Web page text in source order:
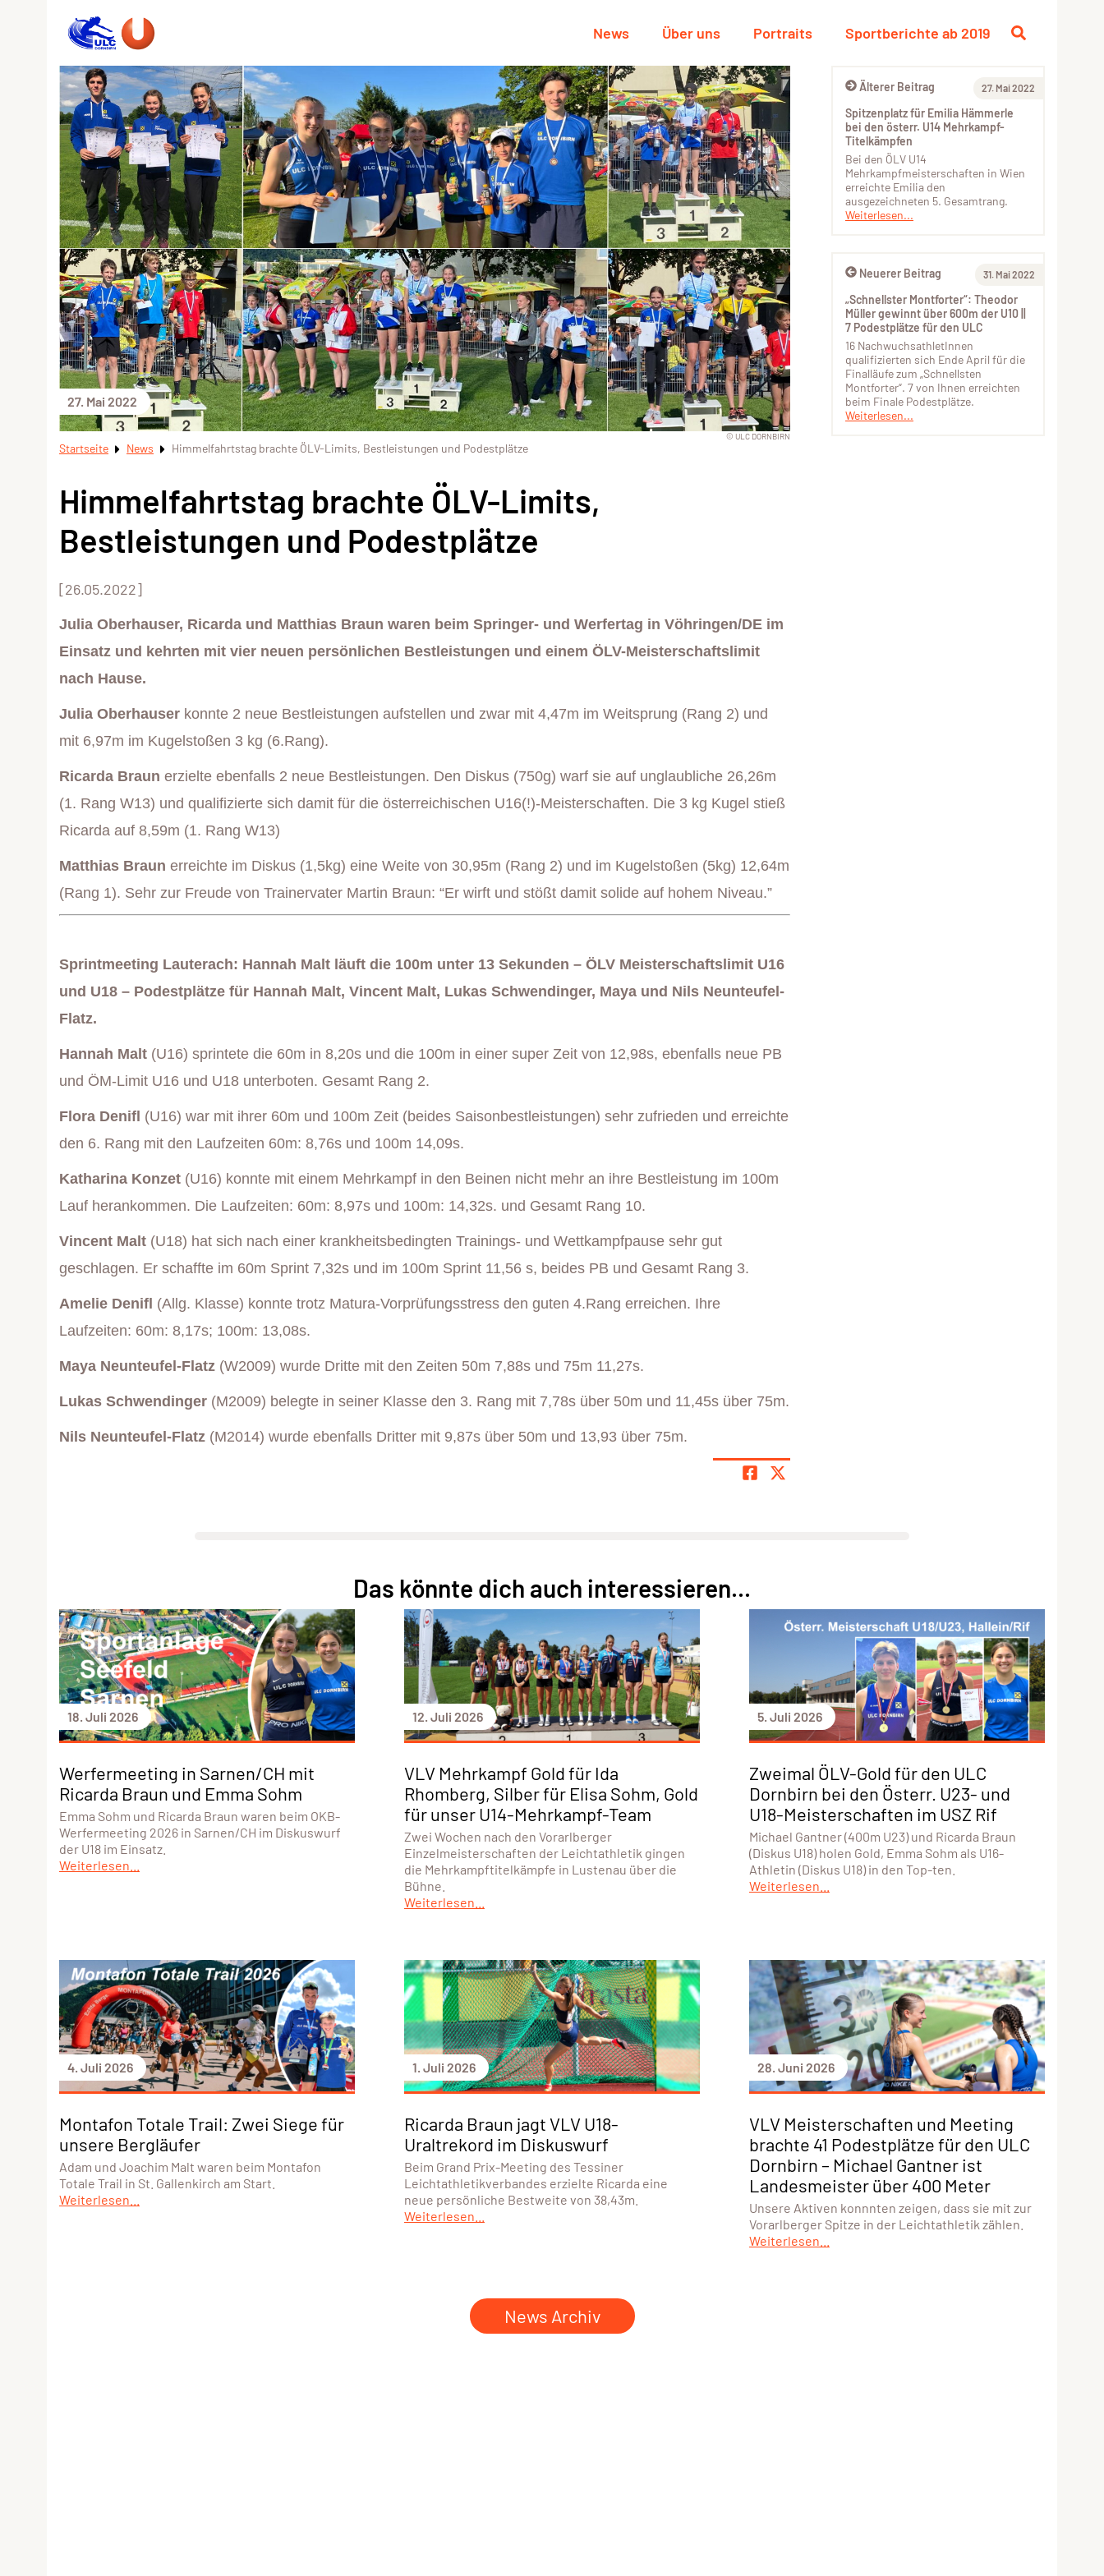
News Über uns Portraits Sportberichte ab 2019
27. Mai 2022
© ULC DORNBIRN
Startseite News Himmelfahrtstag brachte ÖLV-Limits, Bestleistungen und Podestplätze
Himmelfahrtstag brachte ÖLV-Limits,
Bestleistungen und Podestplätze
[26.05.2022]
Julia Oberhauser, Ricarda und Matthias Braun waren beim Springer- und Werfertag in Vöhringen/DE im
Einsatz und kehrten mit vier neuen persönlichen Bestleistungen und einem ÖLV-Meisterschaftslimit
nach Hause.
Julia Oberhauser konnte 2 neue Bestleistungen aufstellen und zwar mit 4,47m im Weitsprung (Rang 2) und
mit 6,97m im Kugelstoßen 3 kg (6.Rang).
Ricarda Braun erzielte ebenfalls 2 neue Bestleistungen. Den Diskus (750g) warf sie auf unglaubliche 26,26m
(1. Rang W13) und qualifizierte sich damit für die österreichischen U16(!)-Meisterschaften. Die 3 kg Kugel stieß
Ricarda auf 8,59m (1. Rang W13)
Matthias Braun erreichte im Diskus (1,5kg) eine Weite von 30,95m (Rang 2) und im Kugelstoßen (5kg) 12,64m
(Rang 1). Sehr zur Freude von Trainervater Martin Braun: “Er wirft und stößt damit solide auf hohem Niveau.”
Sprintmeeting Lauterach: Hannah Malt läuft die 100m unter 13 Sekunden – ÖLV Meisterschaftslimit U16
und U18 – Podestplätze für Hannah Malt, Vincent Malt, Lukas Schwendinger, Maya und Nils Neunteufel-
Flatz.
Hannah Malt (U16) sprintete die 60m in 8,20s und die 100m in einer super Zeit von 12,98s, ebenfalls neue PB
und ÖM-Limit U16 und U18 unterboten. Gesamt Rang 2.
Flora Denifl (U16) war mit ihrer 60m und 100m Zeit (beides Saisonbestleistungen) sehr zufrieden und erreichte
den 6. Rang mit den Laufzeiten 60m: 8,76s und 100m 14,09s.
Katharina Konzet (U16) konnte mit einem Mehrkampf in den Beinen nicht mehr an ihre Bestleistung im 100m
Lauf herankommen. Die Laufzeiten: 60m: 8,97s und 100m: 14,32s. und Gesamt Rang 10.
Vincent Malt (U18) hat sich nach einer krankheitsbedingten Trainings- und Wettkampfpause sehr gut
geschlagen. Er schaffte im 60m Sprint 7,32s und im 100m Sprint 11,56 s, beides PB und Gesamt Rang 3.
Amelie Denifl (Allg. Klasse) konnte trotz Matura-Vorprüfungsstress den guten 4.Rang erreichen. Ihre
Laufzeiten: 60m: 8,17s; 100m: 13,08s.
Maya Neunteufel-Flatz (W2009) wurde Dritte mit den Zeiten 50m 7,88s und 75m 11,27s.
Lukas Schwendinger (M2009) belegte in seiner Klasse den 3. Rang mit 7,78s über 50m und 11,45s über 75m.
Nils Neunteufel-Flatz (M2014) wurde ebenfalls Dritter mit 9,87s über 50m und 13,93 über 75m.
Älterer Beitrag 27. Mai 2022
Spitzenplatz für Emilia Hämmerle
bei den österr. U14 Mehrkampf-
Titelkämpfen
Bei den ÖLV U14
Mehrkampfmeisterschaften in Wien
erreichte Emilia den
ausgezeichneten 5. Gesamtrang.
Weiterlesen...
Neuerer Beitrag 31. Mai 2022
„Schnellster Montforter“: Theodor
Müller gewinnt über 600m der U10 ||
7 Podestplätze für den ULC
16 NachwuchsathletInnen
qualifizierten sich Ende April für die
Finalläufe zum „Schnellsten
Montforter“. 7 von Ihnen erreichten
beim Finale Podestplätze.
Weiterlesen...
Das könnte dich auch interessieren...
18. Juli 2026
Werfermeeting in Sarnen/CH mit
Ricarda Braun und Emma Sohm
Emma Sohm und Ricarda Braun waren beim OKB-
Werfermeeting 2026 in Sarnen/CH im Diskuswurf
der U18 im Einsatz.
Weiterlesen...
12. Juli 2026
VLV Mehrkampf Gold für Ida
Rhomberg, Silber für Elisa Sohm, Gold
für unser U14-Mehrkampf-Team
Zwei Wochen nach den Vorarlberger
Einzelmeisterschaften der Leichtathletik gingen
die Mehrkampftitelkämpfe in Lustenau über die
Bühne.
Weiterlesen...
5. Juli 2026
Zweimal ÖLV-Gold für den ULC
Dornbirn bei den Österr. U23- und
U18-Meisterschaften im USZ Rif
Michael Gantner (400m U23) und Ricarda Braun
(Diskus U18) holen Gold, Emma Sohm als U16-
Athletin (Diskus U18) in den Top-ten.
Weiterlesen...
4. Juli 2026
Montafon Totale Trail: Zwei Siege für
unsere Bergläufer
Adam und Joachim Malt waren beim Montafon
Totale Trail in St. Gallenkirch am Start.
Weiterlesen...
1. Juli 2026
Ricarda Braun jagt VLV U18-
Uraltrekord im Diskuswurf
Beim Grand Prix-Meeting des Tessiner
Leichtathletikverbandes erzielte Ricarda eine
neue persönliche Bestweite von 38,43m.
Weiterlesen...
28. Juni 2026
VLV Meisterschaften und Meeting
brachte 41 Podestplätze für den ULC
Dornbirn – Michael Gantner ist
Landesmeister über 400 Meter
Unsere Aktiven konnnten zeigen, dass sie mit zur
Vorarlberger Spitze in der Leichtathletik zählen.
Weiterlesen...
News Archiv